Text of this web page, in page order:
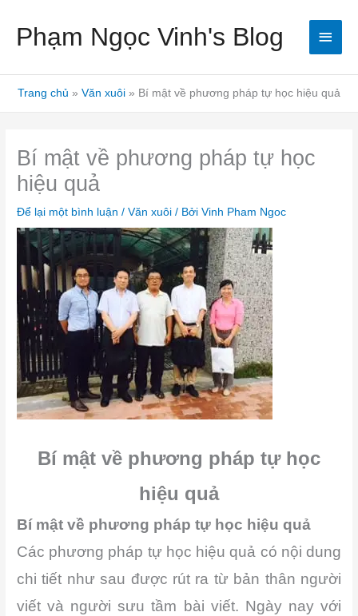
Phạm Ngọc Vinh's Blog
chính
Trang chủ Văn xuôi Bí mật về phương pháp tự học hiệu quả
Bí mật về phương pháp tự học
hiệu quả
Để lại một bình luận /Văn xuôi / BởiVinh Pham Ngoc
Bí mật về phương pháp tự học
hiệu quả
Bí mật về phương pháp tự học hiệu quả
Các phương pháp tự học hiệu quả có nội dung
chi tiết như sau được rút ra từ bản thân người
viết và người sưu tầm bài viết. Ngày nay với